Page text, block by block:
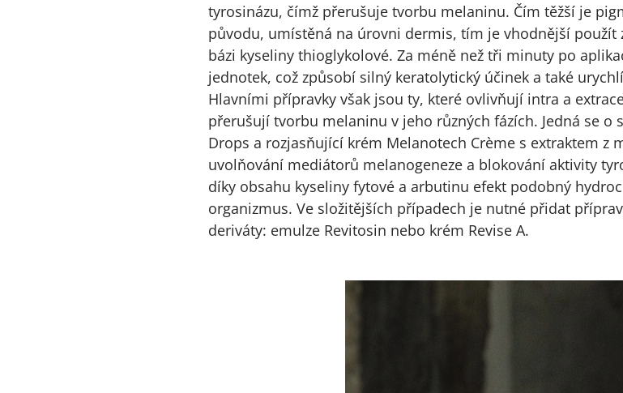
tyrosinázu, čímž přerušuje tvorbu melaninu. Čím těžší je
původu, umístěná na úrovni dermis, tím je vhodnější použít
bázi kyseliny thioglykolové. Za méně než tři minuty po
jednotek, což způsobí silný keratolytický účinek a také
Hlavními přípravky však jsou ty, které ovlivňují intra a
přerušují tvorbu melaninu v jeho různých fázích. Jedná se o
Drops a rozjasňující krém Melanotech Crème s extraktem z
uvolňování mediátorů melanogeneze a blokování aktivity
díky obsahu kyseliny fytové a arbutinu efekt podobný
organizmus. Ve složitějších případech je nutné přidat
deriváty: emulze Revitosin nebo krém Revise A.